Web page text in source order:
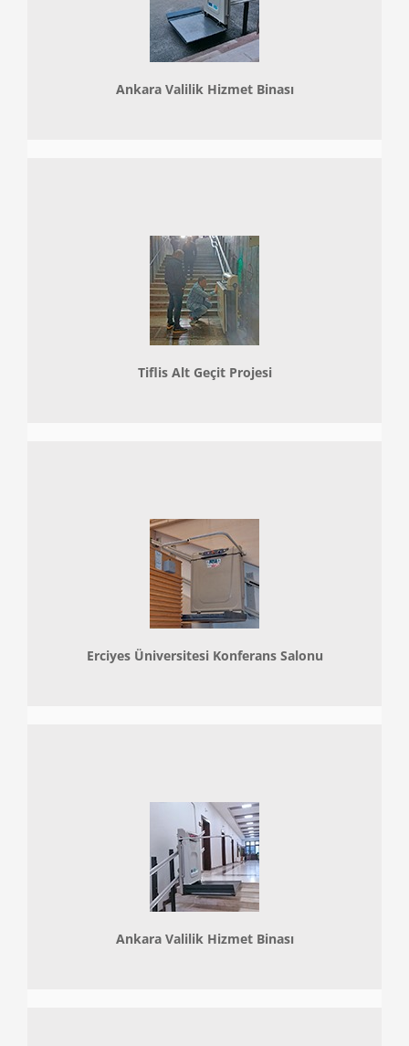
Ankara Valilik Hizmet Binası
Tiflis Alt Geçit Projesi
Erciyes Üniversitesi Konferans Salonu
Ankara Valilik Hizmet Binası